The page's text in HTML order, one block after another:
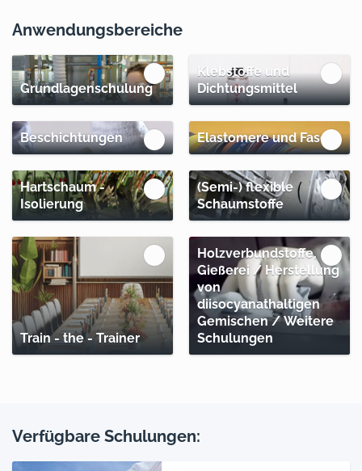
Anwendungsbereiche
Grundlagenschulung
Klebstoffe und
Dichtungsmittel
Beschichtungen Elastomere und Fasern
Hartschaum -
Isolierung
(Semi-) flexible
Schaumstoffe
Train - the - Trainer
Holzverbundstoffe,
Gießerei / Herstellung
von
diisocyanathaltigen
Gemischen / Weitere
Schulungen
Verfügbare Schulungen: